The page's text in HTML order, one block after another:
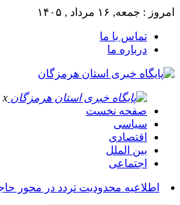
امروز : جمعه, ۱۶ مرداد , ۱۴۰۵
تماس با ما
درباره ما
x
صفحه نخست
سیاسی
اقتصادی
بین الملل
اجتماعی
آسو_